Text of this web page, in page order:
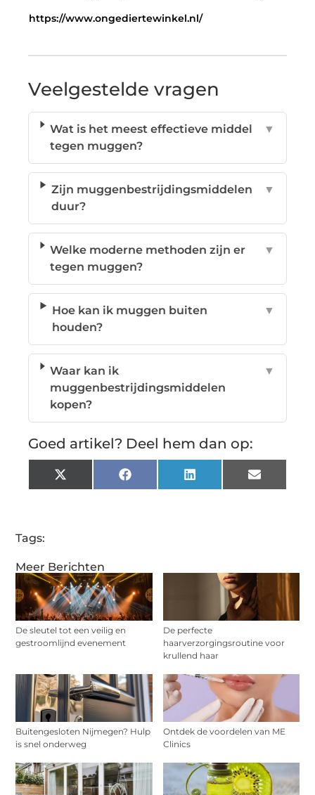
Meer Berichten
De sleutel tot een veilig en
gestroomlijnd evenement
De perfecte
haarverzorgingsroutine voor
krullend haar
Buitengesloten Nijmegen? Hulp
is snel onderweg
Ontdek de voordelen van ME
Clinics
https://www.ongediertewinkel.nl/
Veelgestelde vragen
Wat is het meest effectieve middel
tegen muggen?
▼
Zijn muggenbestrijdingsmiddelen
duur?
▼
Welke moderne methoden zijn er
tegen muggen?
▼
Hoe kan ik muggen buiten
houden?
▼
Waar kan ik
muggenbestrijdingsmiddelen
kopen?
▼
Goed artikel? Deel hem dan op:
X
(Twitter)
Facebook LinkedIn Email
Tags: